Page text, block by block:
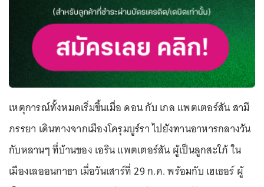
เหตุการณ์ทั้งหมดเริ่มขึ้นเมื่อ ดอน กับ เกล แพตเตอร์สัน สามี
ภรรยา เดินทางจากเมืองโครุมบูร์รา ไปยังทานอาหารกลางวัน
กับหลานๆ ที่บ้านของ เอริน แพตเตอร์สัน ผู้เป็นลูกสะใภ้ ใน
เมืองเลออนกาธา เมื่อวันเสาร์ที่ 29 ก.ค. พร้อมกับ เฮเธอร์ ผู้